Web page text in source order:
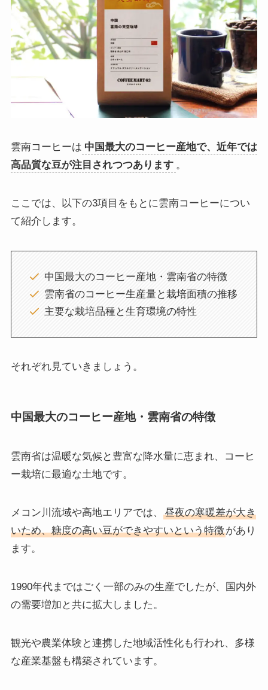
雲南コーヒーは 中国最大のコーヒー産地で、近年では
高品質な豆が注目されつつあります 。
ここでは、以下の3項目をもとに雲南コーヒーについ
て紹介します。
中国最大のコーヒー産地・雲南省の特徴
雲南省のコーヒー生産量と栽培面積の推移
主要な栽培品種と生育環境の特性
それぞれ見ていきましょう。
中国最大のコーヒー産地・雲南省の特徴
雲南省は温暖な気候と豊富な降水量に恵まれ、コーヒ
ー栽培に最適な土地です。
メコン川流域や高地エリアでは、
昼夜の寒暖差が大き
いため、糖度の高い豆ができやすいという特徴があり
ます。
1990年代まではごく一部のみの生産でしたが、国内外
の需要増加と共に拡大しました。
観光や農業体験と連携した地域活性化も行われ、多様
な産業基盤も構築されています。